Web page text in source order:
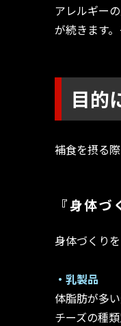
アレルギー
が続きます
目的
補食を摂る
『身体づ
身体づくり
・乳製品
体脂肪が多
チーズの種